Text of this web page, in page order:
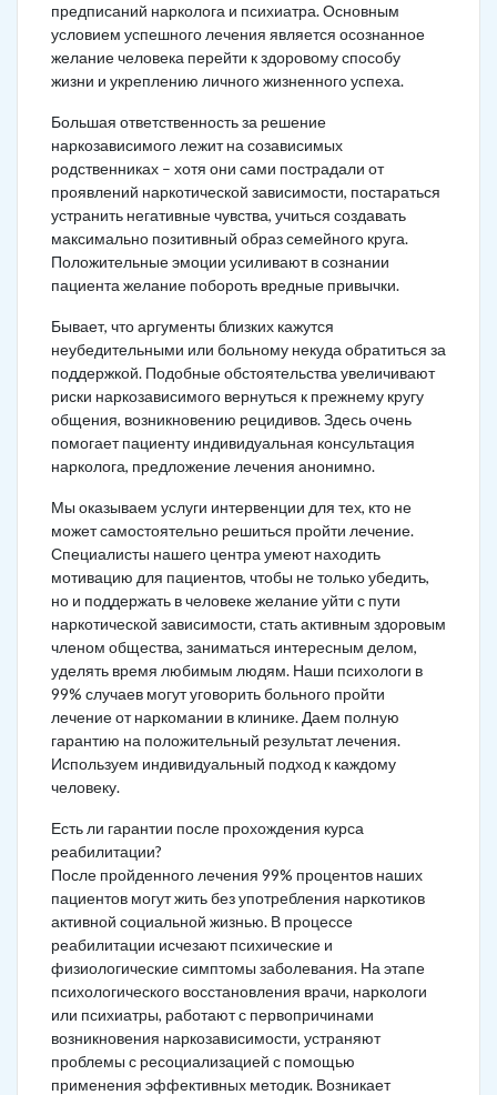
предписаний нарколога и психиатра. Основным
условием успешного лечения является осознанное
желание человека перейти к здоровому способу
жизни и укреплению личного жизненного успеха.
Большая ответственность за решение
наркозависимого лежит на созависимых
родственниках – хотя они сами пострадали от
проявлений наркотической зависимости, постараться
устранить негативные чувства, учиться создавать
максимально позитивный образ семейного круга.
Положительные эмоции усиливают в сознании
пациента желание побороть вредные привычки.
Бывает, что аргументы близких кажутся
неубедительными или больному некуда обратиться за
поддержкой. Подобные обстоятельства увеличивают
риски наркозависимого вернуться к прежнему кругу
общения, возникновению рецидивов. Здесь очень
помогает пациенту индивидуальная консультация
нарколога, предложение лечения анонимно.
Мы оказываем услуги интервенции для тех, кто не
может самостоятельно решиться пройти лечение.
Специалисты нашего центра умеют находить
мотивацию для пациентов, чтобы не только убедить,
но и поддержать в человеке желание уйти с пути
наркотической зависимости, стать активным здоровым
членом общества, заниматься интересным делом,
уделять время любимым людям. Наши психологи в
99% случаев могут уговорить больного пройти
лечение от наркомании в клинике. Даем полную
гарантию на положительный результат лечения.
Используем индивидуальный подход к каждому
человеку.
Есть ли гарантии после прохождения курса
реабилитации?
После пройденного лечения 99% процентов наших
пациентов могут жить без употребления наркотиков
активной социальной жизнью. В процессе
реабилитации исчезают психические и
физиологические симптомы заболевания. На этапе
психологического восстановления врачи, наркологи
или психиатры, работают с первопричинами
возникновения наркозависимости, устраняют
проблемы с ресоциализацией с помощью
применения эффективных методик. Возникает